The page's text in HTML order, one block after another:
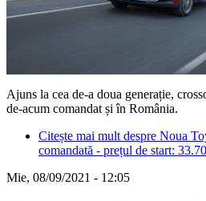
Ajuns la cea de-a doua generație,
de-acum comandat și în România.
Citește mai mult despre Noua
comandată - prețul de start:
Mie, 08/09/2021 - 12:05